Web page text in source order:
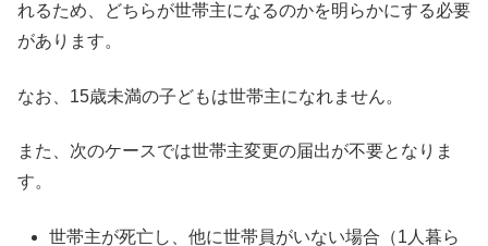
れるため、どちらが世帯主になるのかを明らかにする必要
があります。
なお、15歳未満の子どもは世帯主になれません。
また、次のケースでは世帯主変更の届出が不要となりま
す。
世帯主が死亡し、他に世帯員がいない場合（1人暮ら